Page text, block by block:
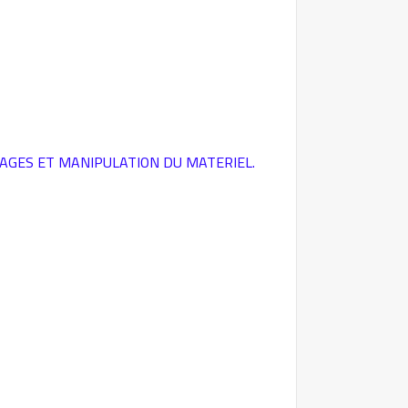
ET MANIPULATION DU MATERIEL.